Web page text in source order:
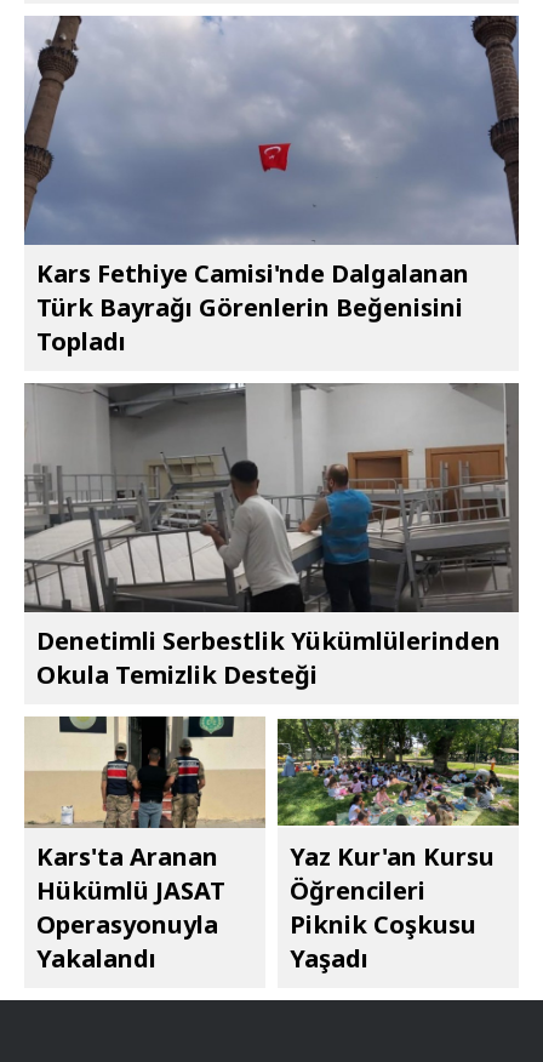
Kars Fethiye Camisi'nde Dalgalanan
Türk Bayrağı Görenlerin Beğenisini
Topladı
Denetimli Serbestlik Yükümlülerinden
Okula Temizlik Desteği
Kars'ta Aranan
Hükümlü JASAT
Operasyonuyla
Yakalandı
Yaz Kur'an Kursu
Öğrencileri
Piknik Coşkusu
Yaşadı